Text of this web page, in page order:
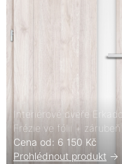
Interiérové dveře Erkado
Frézie ve fólii + zárubeň
Cena od: 6 150 Kč
Prohlédnout produkt ->